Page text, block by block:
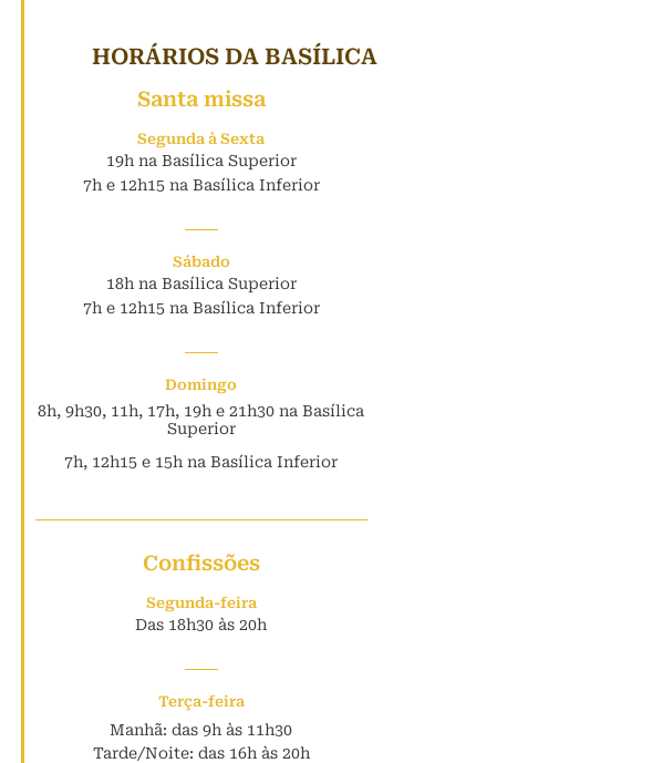
HORÁRIOS DA BASÍLICA
Santa missa
Segunda à Sexta
19h na Basílica Superior
7h e 12h15 na Basílica Inferior
Sábado
18h na Basílica Superior
7h e 12h15 na Basílica Inferior
Domingo
8h, 9h30, 11h, 17h, 19h e 21h30 na Basílica
Superior
7h, 12h15 e 15h na Basílica Inferior
Confissões
Segunda-feira
Das 18h30 às 20h
Terça-feira
Manhã: das 9h às 11h30
Tarde/Noite: das 16h às 20h